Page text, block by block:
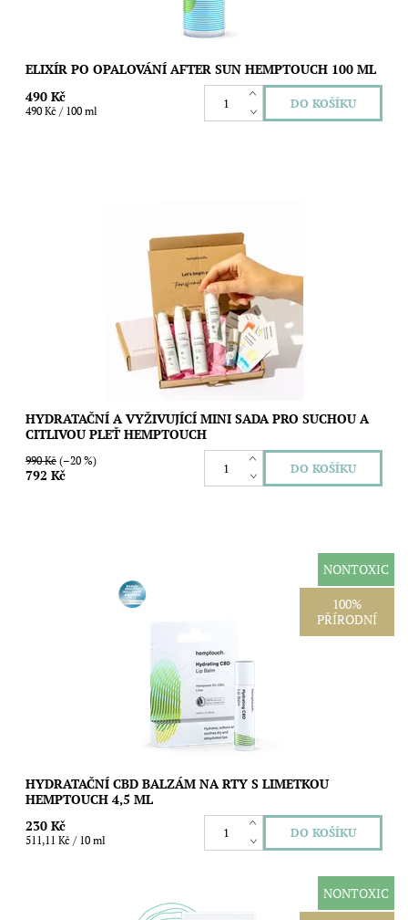
ELIXÍR PO OPALOVÁNÍ AFTER SUN HEMPTOUCH 100 ML
490 Kč
490 Kč / 100 ml
Kompletní mini rutina Hemptouch pro suchou,
dehydratovanou, citlivou a mdlou pleť, která potřebuje více
hydratace, výživy a komfortu. Sada obsahuje...
Skladem
Hemptouch
HYDRATAČNÍ A VYŽIVUJÍCÍ MINI SADA PRO SUCHOU A
CITLIVOU PLEŤ HEMPTOUCH
990 Kč(–20 %)
792 Kč
NONTOXIC
100%
PŘÍRODNÍ
Jemný CBD balzám pro každodenní hydrataci suchých, citlivých
a napnutých rtů. Konopný a jojobový olej rty vyživují, včelí vosk
Hemptouch
HYDRATAČNÍ CBD BALZÁM NA RTY S LIMETKOU
HEMPTOUCH 4,5 ML
230 Kč
511,11 Kč / 10 ml
NONTOXIC